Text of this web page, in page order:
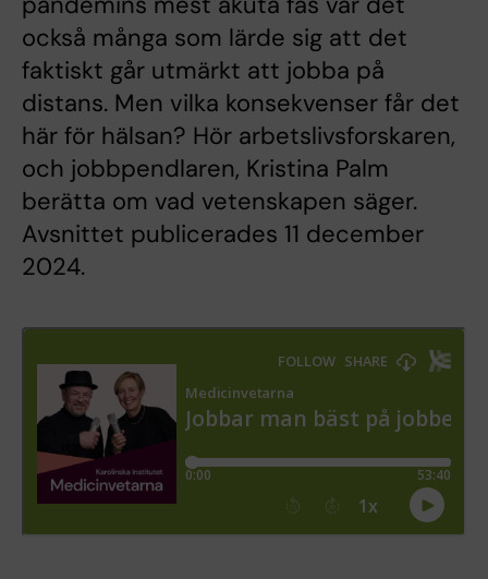
också många som lärde sig att det
faktiskt går utmärkt att jobba på
distans. Men vilka konsekvenser får det
här för hälsan? Hör arbetslivsforskaren,
och jobbpendlaren, Kristina Palm
berätta om vad vetenskapen säger.
Avsnittet publicerades 11 december
2024.